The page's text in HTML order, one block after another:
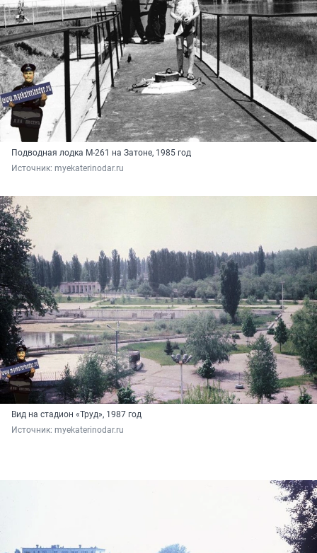
Подводная лодка М-261 на Затоне, 1985 год
Источник: myekaterinodar.ru
Вид на стадион «Труд», 1987 год
Источник: myekaterinodar.ru